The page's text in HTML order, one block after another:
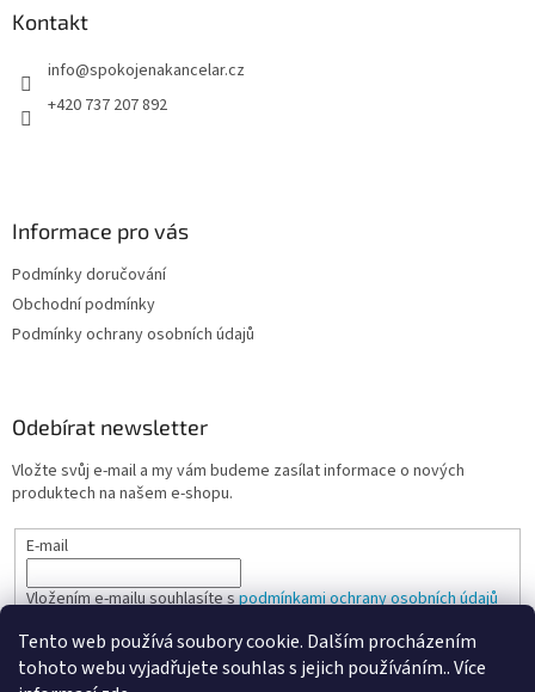
Tento web používá soubory cookie. Dalším procházením
tohoto webu vyjadřujete souhlas s jejich používáním.. Více
Kontakt
info@spokojenakancelar.cz
+420 737 207 892
Informace pro vás
Podmínky doručování
Obchodní podmínky
Podmínky ochrany osobních údajů
Odebírat newsletter
Vložte svůj e-mail a my vám budeme zasílat informace o nových
produktech na našem e-shopu.
E-mail
Vložením e-mailu souhlasíte spodmínkami ochrany osobních údajů
PŘIHLÁSIT SE